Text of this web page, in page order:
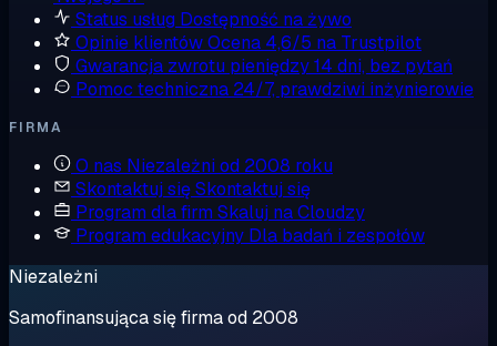
Status usług Dostępność na żywo
Opinie klientówOcena 4,6/5 na Trustpilot
Gwarancja zwrotu pieniędzy14 dni, bez pytań
Pomoc techniczna 24/7, prawdziwi inżynierowie
FIRMA
O nas Niezależni od 2008 roku
Skontaktuj sięSkontaktuj się
Program dla firm Skaluj na Cloudzy
Program edukacyjny Dla badań i zespołów
Niezależni
Samofinansująca się firma od 2008